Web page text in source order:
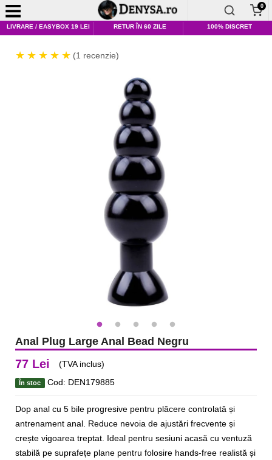
0
LIVRARE / EASYBOX 19 LEI RETUR ÎN 60 ZILE 100% DISCRET
(1 recenzie)
Anal Plug Large Anal Bead Negru
77 Lei (TVA inclus)
În stoc Cod: DEN179885
Dop anal cu 5 bile progresive pentru plăcere controlată și
antrenament anal. Reduce nevoia de ajustări frecvente și
crește vigoarea treptat. Ideal pentru sesiuni acasă cu ventuză
stabilă pe suprafețe plane pentru folosire hands‑free realistă și